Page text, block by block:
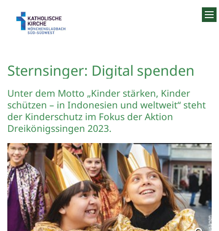
Sternsinger: Digital spenden
Unter dem Motto „Kinder stärken, Kinder
schützen – in Indonesien und weltweit“ steht
der Kinderschutz im Fokus der Aktion
Dreikönigssingen 2023.